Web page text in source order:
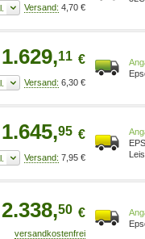
4,70 €
1.629,11 €
6,30 €
1.645,95 €
7,95 €
lm,
2.338,50 €